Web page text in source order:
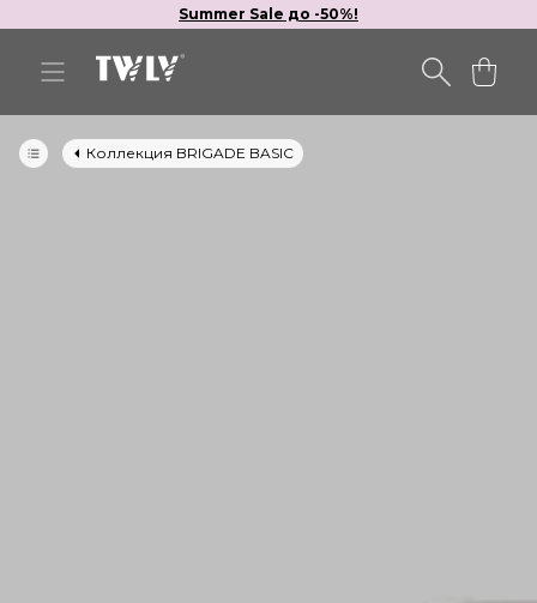
Summer Sale до -50%!
Коллекция BRIGADE BASIC